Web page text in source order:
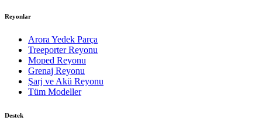
Reyonlar
Arora Yedek Parça
Treeporter Reyonu
Moped Reyonu
Grenaj Reyonu
Şarj ve Akü Reyonu
Tüm Modeller
Destek